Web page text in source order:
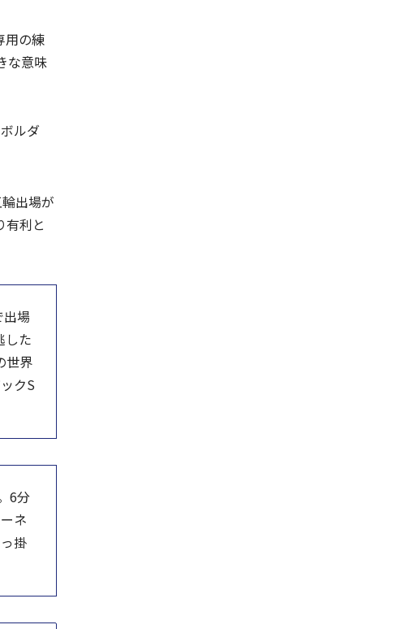
用の練
な意味
ルダ
出場が
有利と
場
した
世界
クS
6分
ネ
掛